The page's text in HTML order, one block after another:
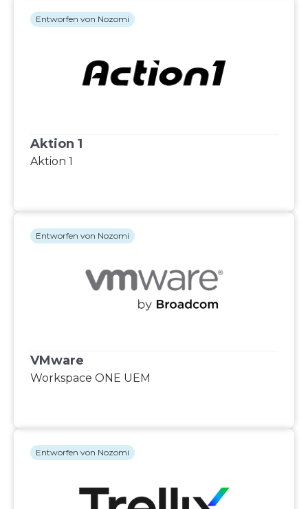
Aktion 1
Aktion 1
Entworfen von Nozomi
VMware
Workspace ONE UEM
Entworfen von Nozomi
Entworfen von Nozomi